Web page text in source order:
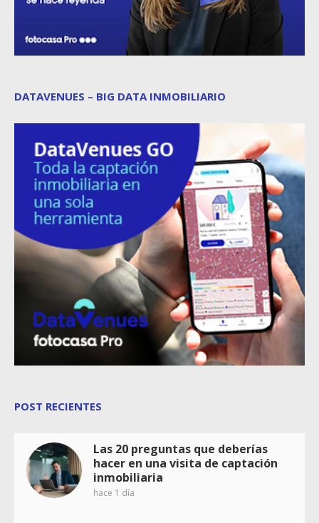
DATAVENUES – BIG DATA INMOBILIARIO
POST RECIENTES
Las 20 preguntas que deberías
hacer en una visita de captación
inmobiliaria
hace 1 día